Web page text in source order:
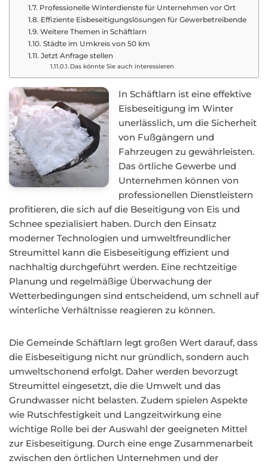
Professionelle Winterdienste für Unternehmen vor Ort
Effiziente Eisbeseitigungslösungen für Gewerbetreibende
Weitere Themen in Schäftlarn
Städte im Umkreis von 50 km
Jetzt Anfrage stellen
Das könnte Sie auch interessieren
In Schäftlarn ist eine effektive
Eisbeseitigung im Winter
unerlässlich, um die Sicherheit
von Fußgängern und
Fahrzeugen zu gewährleisten.
Das örtliche Gewerbe und
Unternehmen können von
professionellen Dienstleistern
profitieren, die sich auf die Beseitigung von Eis und
Schnee spezialisiert haben. Durch den Einsatz
moderner Technologien und umweltfreundlicher
Streumittel kann die Eisbeseitigung effizient und
nachhaltig durchgeführt werden. Eine rechtzeitige
Planung und regelmäßige Überwachung der
Wetterbedingungen sind entscheidend, um schnell auf
winterliche Verhältnisse reagieren zu können.
Die Gemeinde Schäftlarn legt großen Wert darauf, dass
die Eisbeseitigung nicht nur gründlich, sondern auch
umweltschonend erfolgt. Daher werden bevorzugt
Streumittel eingesetzt, die die Umwelt und das
Grundwasser nicht belasten. Zudem spielen Aspekte
wie Rutschfestigkeit und Langzeitwirkung eine
wichtige Rolle bei der Auswahl der geeigneten Mittel
zur Eisbeseitigung. Durch eine enge Zusammenarbeit
zwischen den örtlichen Unternehmen und der